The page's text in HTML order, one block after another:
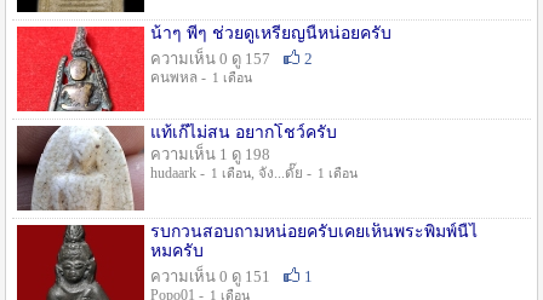
น้าๆ พี่ๆ ช่วยดูเหรียญนี้หน่อยครับ
ความเห็น 0 ดู 157
2
คนพหล - 1 เดือน
แท้เก๊ไม่สน อยากโชว์ครับ
ความเห็น 1 ดู 198
hudaark - 1 เดือน, จัง...ดั๊ย - 1 เดือน
รบกวนสอบถามหน่อยครับเคยเห็นพระพิมพ์นี้ไ
หมครับ
ความเห็น 0 ดู 151
1
Popo01 - 1 เดือน